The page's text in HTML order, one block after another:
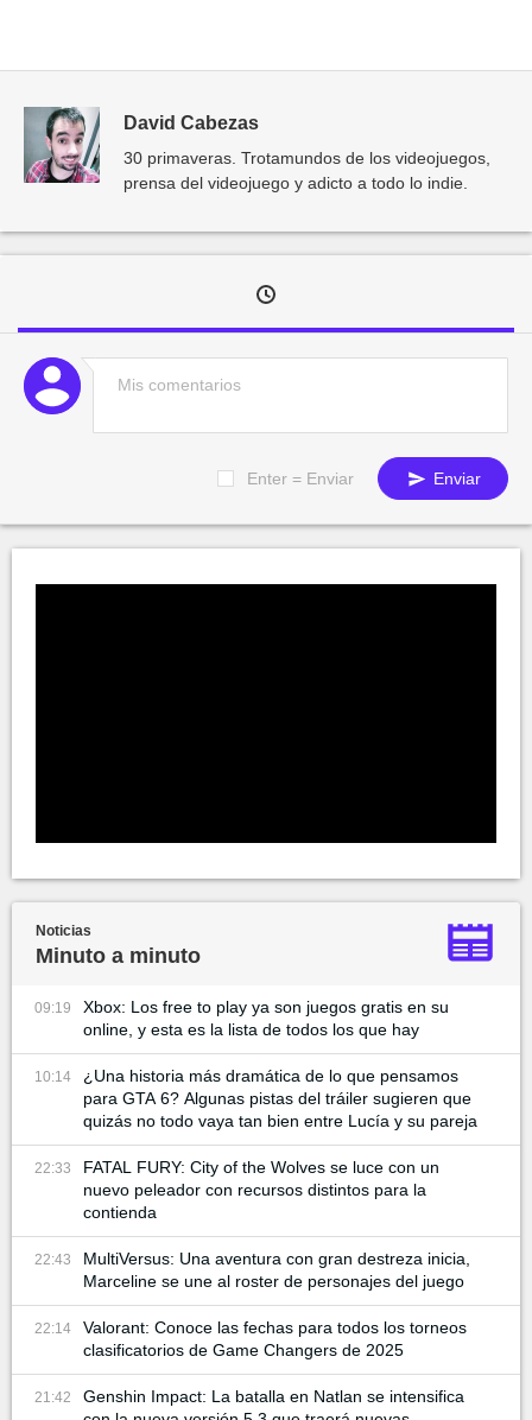
David Cabezas
30 primaveras. Trotamundos de los videojuegos,
prensa del videojuego y adicto a todo lo indie.
Enter = Enviar Enviar
Noticias
Minuto a minuto
09:19
Xbox: Los free to play ya son juegos gratis en su
online, y esta es la lista de todos los que hay
10:14
¿Una historia más dramática de lo que pensamos
para GTA 6? Algunas pistas del tráiler sugieren que
quizás no todo vaya tan bien entre Lucía y su pareja
22:33
FATAL FURY: City of the Wolves se luce con un
nuevo peleador con recursos distintos para la
contienda
22:43
MultiVersus: Una aventura con gran destreza inicia,
Marceline se une al roster de personajes del juego
22:14
Valorant: Conoce las fechas para todos los torneos
clasificatorios de Game Changers de 2025
21:42
Genshin Impact: La batalla en Natlan se intensifica